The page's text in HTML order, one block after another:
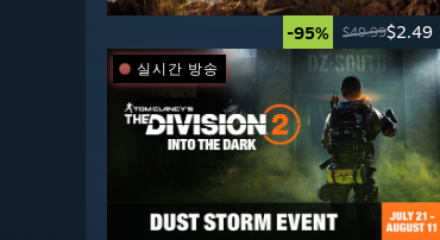
-95% $49.99$2.49
실시간 방송